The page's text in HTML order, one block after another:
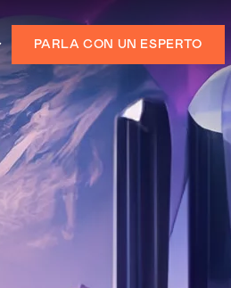
PARLA CON UN ESPERTO